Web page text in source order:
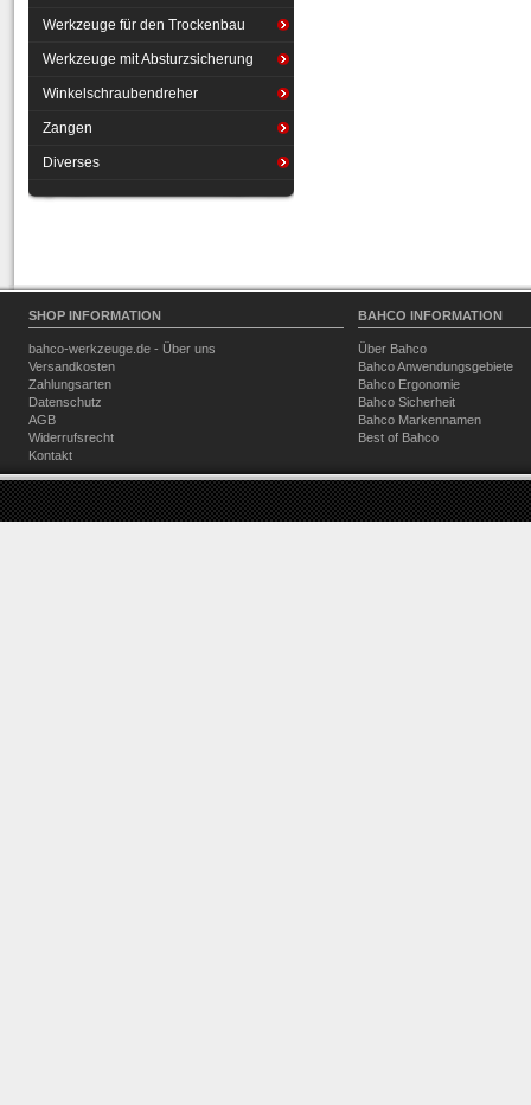
Werkzeuge für den Trockenbau
Werkzeuge mit Absturzsicherung
Winkelschraubendreher
Zangen
Diverses
SHOP INFORMATION
bahco-werkzeuge.de - Über uns
Versandkosten
Zahlungsarten
Datenschutz
AGB
Widerrufsrecht
Kontakt
BAHCO INFORMATION
Über Bahco
Bahco Anwendungsgebiete
Bahco Ergonomie
Bahco Sicherheit
Bahco Markennamen
Best of Bahco